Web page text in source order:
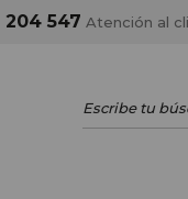
204 547 Atención al